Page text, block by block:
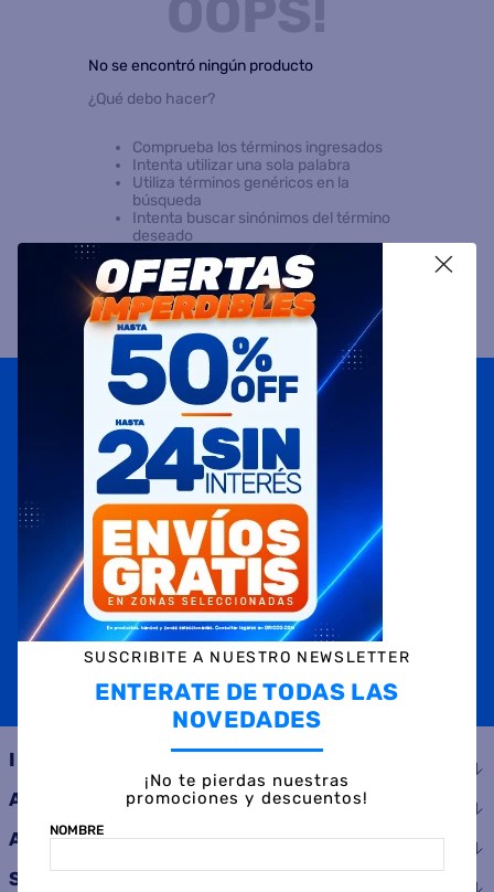
OOPS!
No se encontró ningún producto
¿Qué debo hacer?
Comprueba los términos ingresados
Intenta utilizar una sola palabra
Utiliza términos genéricos en la
búsqueda
Intenta buscar sinónimos del término
deseado
Suscribite anuestras novedades
OBTENÉ 5% DE DESCUENTO EN TU PRIMERA COMPRA
¡Con tu suscripción enterate de todas las mejores
promociones y ofertas en D'RICCO.COM!
TELÉFONO
SUSCRIBIRME
INSTITUCIONAL
AYUDA
ATENCIÓN AL CLIENTE
SERVICIOS
X
SUSCRIBITE A NUESTRO NEWSLETTER
ENTERATE DE TODAS LAS
NOVEDADES
¡No te pierdas nuestras
promociones y descuentos!
NOMBRE
9.